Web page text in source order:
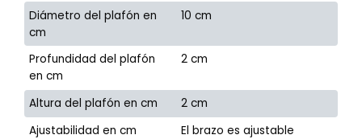
Diámetro del plafón en
cm
10 cm
Profundidad del plafón
en cm
2 cm
Altura del plafón en cm
2 cm
Ajustabilidad en cm
El brazo es ajustable